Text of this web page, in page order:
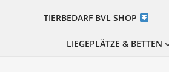
TIERBEDARF BVL SHOP
LIEGEPLÄTZE & BETTEN